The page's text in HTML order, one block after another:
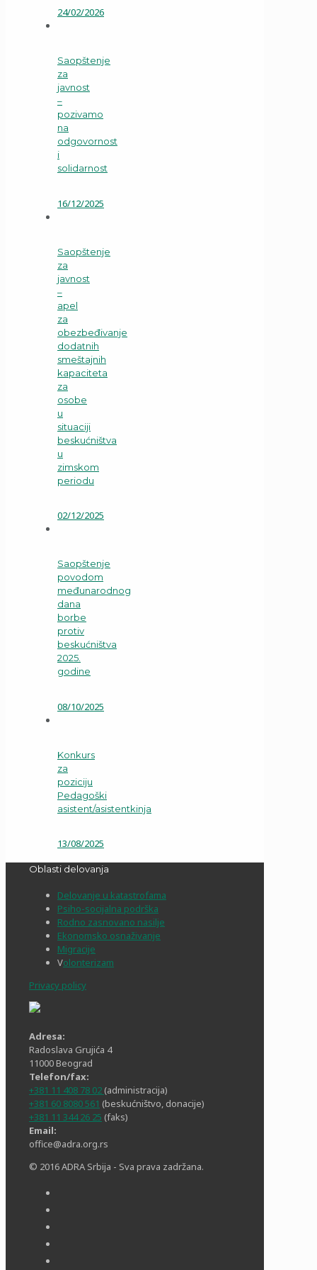
24/02/2026
Saopštenje
za
javnost
–
pozivamo
na
odgovornost
i
solidarnost
16/12/2025
Saopštenje
za
javnost
–
apel
za
obezbeđivanje
dodatnih
smeštajnih
kapaciteta
za
osobe
u
situaciji
beskućništva
u
zimskom
periodu
02/12/2025
Saopštenje
povodom
međunarodnog
dana
borbe
protiv
beskućništva
2025.
godine
08/10/2025
Konkurs
za
poziciju
Pedagoški
asistent/asistentkinja
13/08/2025
Oblasti delovanja
Delovanje u katastrofama
Psiho-socijalna podrška
Rodno zasnovano nasilje
Ekonomsko osnaživanje
Migracije
Volonterizam
Privacy policy
Adresa:
Radoslava Grujića 4
11000 Beograd
Telefon/fax:
+381 11 408 78 02 (administracija)
+381 60 8080 561 (beskućništvo, donacije)
+381 11 344 26 25 (faks)
Email:
office@adra.org.rs
© 2016 ADRA Srbija - Sva prava zadržana.